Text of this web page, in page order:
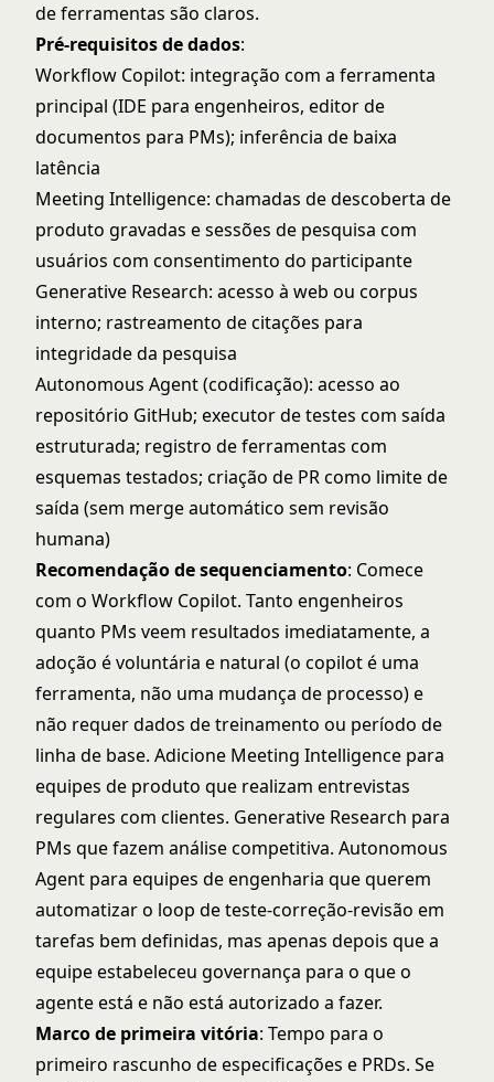
de ferramentas são claros.
Pré-requisitos de dados:
Workflow Copilot: integração com a ferramenta
principal (IDE para engenheiros, editor de
documentos para PMs); inferência de baixa
latência
Meeting Intelligence: chamadas de descoberta de
produto gravadas e sessões de pesquisa com
usuários com consentimento do participante
Generative Research: acesso à web ou corpus
interno; rastreamento de citações para
integridade da pesquisa
Autonomous Agent (codificação): acesso ao
repositório GitHub; executor de testes com saída
estruturada; registro de ferramentas com
esquemas testados; criação de PR como limite de
saída (sem merge automático sem revisão
humana)
Recomendação de sequenciamento: Comece
com o Workflow Copilot. Tanto engenheiros
quanto PMs veem resultados imediatamente, a
adoção é voluntária e natural (o copilot é uma
ferramenta, não uma mudança de processo) e
não requer dados de treinamento ou período de
linha de base. Adicione Meeting Intelligence para
equipes de produto que realizam entrevistas
regulares com clientes. Generative Research para
PMs que fazem análise competitiva. Autonomous
Agent para equipes de engenharia que querem
automatizar o loop de teste-correção-revisão em
tarefas bem definidas, mas apenas depois que a
equipe estabeleceu governança para o que o
agente está e não está autorizado a fazer.
Marco de primeira vitória: Tempo para o
primeiro rascunho de especificações e PRDs. Se